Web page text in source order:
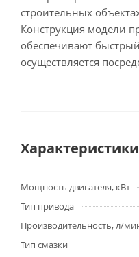
строительных
Конструкция модели
обеспечивают
осуществляется
Характеристики
Мощность двигателя, кВт
Тип привода
Производительность, л/
Тип смазки